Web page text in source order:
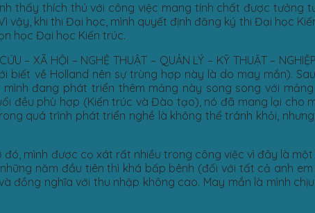
thấy thích thú với công việc mang tính chất được tưởng
vậy, khi thi Đại học, mình quyết định đăng ký thi Đại học
học Đại học Kiến trúc.
XÃ HỘI – NGHỆ THUẬT – QUẢN LÝ – KỸ THUẬT –
biết về Holland nên sự trùng hợp này là do may mắn).
đang phát triển thêm mảng này song song với
đều phù hợp (Kiến trúc và Đào tạo), nó đã mang lại cho
quá trình phát triển nghề là không thể tránh khỏi,
mình được cọ xát rất nhiều trong công việc vì đây là
năm đầu tiên thì khá bấp bênh (đối với tất cả anh
đồng nghĩa với thu nhập không cao. May mắn là mình